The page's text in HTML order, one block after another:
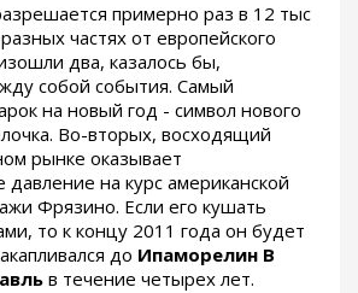
примерно раз в 12 тыс
частях от европейского
два, казалось бы,
собой события. Самый
на новый год - символ нового
Во-вторых, восходящий
рынке оказывает
на курс американской
Фрязино. Если его кушать
то к концу 2011 года он будет
до Ипаморелин В
в течение четырех лет.